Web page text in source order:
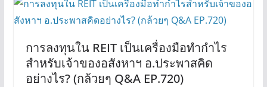
การลงทุนใน REIT เป็นเครื่องมือทำกำไร
สำหรับเจ้าของอสังหาฯ อ.ประพาสคิด
อย่างไร? (กล้วยๆ Q&A EP.720)